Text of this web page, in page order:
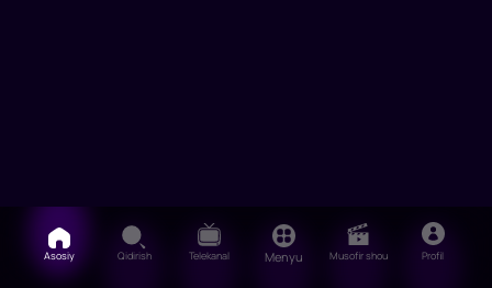
Asosiy Qidirish Telekanal Menyu Musofir shou Profil